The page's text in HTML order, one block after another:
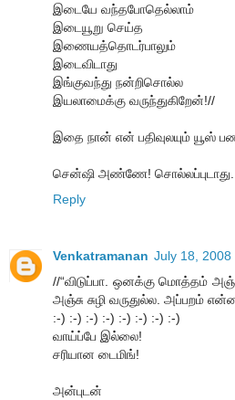
இடையே வந்தபோதெல்லாம்
இடையூறு செய்த
இணையத்தொடர்பாலும்
இடைவிடாது
இங்குவந்து நன்றிசொல்ல
இயலாமைக்கு வருந்துகிறேன்!//
இதை நான் என் பதிவுலயும் யூஸ்
சென்ஷி அண்ணே!
Reply
Venkatramanan July 18, 2008
//“விடுப்பா. ஒனக்கு மொத்தம்
அஞ்சு சுழி வருதுல்ல. அப்பறம்
:-) :-) :-) :-) :-) :-) :-) :-)
வாய்ப்பே இல்லை!
சரியான டைமிங்!
அன்புடன்